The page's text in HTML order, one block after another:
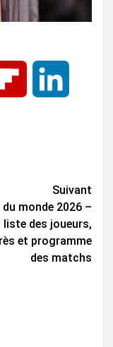
Flipboard
Suivant
du monde 2026 –
liste des joueurs,
et programme
des matchs